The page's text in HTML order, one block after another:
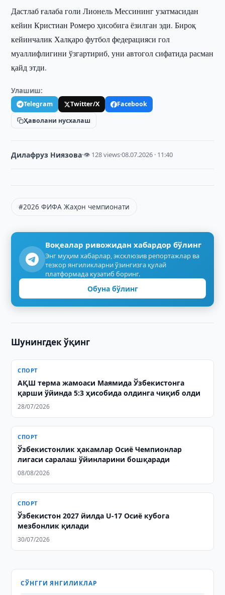
Дастлаб ғалаба голи Лионель Мессининг узатмасидан
кейин Кристиан Ромеро ҳисобига ёзилган эди. Бироқ
кейинчалик Халқаро футбол федерацияси гол
муаллифлигини ўзгартириб, уни автогол сифатида расман
қайд этди.
Улашиш:
Telegram Twitter/X
Facebook
Ҳаволани нусхалаш
Дилафруз Ниязова·👁 128 views·08.07.2026 · 11:40
#2026 ФИФА Жаҳон чемпионати
Воқеалар ривожидан хабардор бўлинг
Энг муҳим хабарлар, эксклюзив репортажлар ва
тезкор янгиликларни ўзингизга қулай
платформада кузатиб боринг.
Обуна бўлинг
Шунингдек ўқинг
СПОРТ
АҚШ терма жамоаси Маямида Ўзбекистонга
қарши ўйинда 5:3 ҳисобида олдинга чиқиб олди
28/07/2026
СПОРТ
Ўзбекистонлик ҳакамлар Осиё Чемпионлар
лигаси саралаш ўйинларини бошқаради
08/08/2026
СПОРТ
Ўзбекистон 2027 йилда U-17 Осиё кубога
мезбонлик қилади
30/07/2026
СЎНГГИ ЯНГИЛИКЛАР